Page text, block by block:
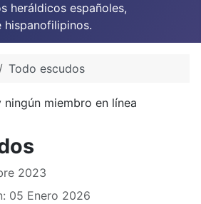
heráldicos españoles,
hispanofilipinos.
Todo escudos
miembro en línea
2023
05 Enero 2026